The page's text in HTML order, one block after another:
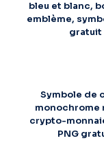
bleu et blanc,
emblème,
gratuit
Symbole de
monochrome
crypto-
PNG